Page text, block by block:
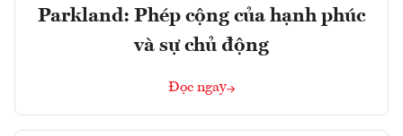
Parkland: Phép cộng của hạnh phúc
và sự chủ động
Đọc ngay